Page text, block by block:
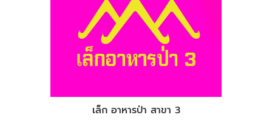
เล็ก อาหารป่า สาขา 3